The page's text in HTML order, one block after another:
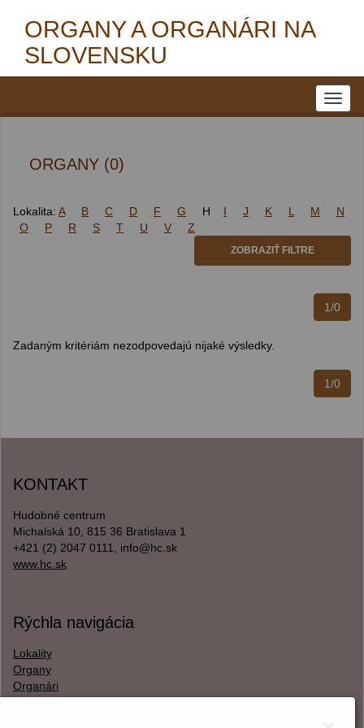
ORGANY A ORGANÁRI NA
SLOVENSKU
ORGANY (0)
Lokalita: A B C D F G H I J K L M
N
O
P R S T U V Z
ZOBRAZIŤ FILTRE
1/0
Zadaným kritériám nezodpovedajú nijaké výsledky.
1/0
KONTAKT
Hudobné centrum
Michalská 10, 815 36 Bratislava 1
+421 (2) 2047 0111, info@hc.sk
www.hc.sk
Rýchla navigácia
Lokality
Organy
Organári